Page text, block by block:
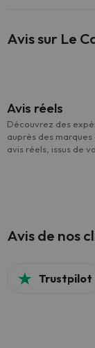
Avis sur Le
Avis réels
Découvrez des
auprès des
avis réels, issus de
Avis de nos
Trustpilot